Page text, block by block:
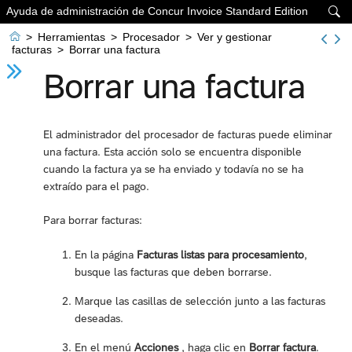

Ayuda de administración de Concur Invoice Standard Edition
 > Herramientas > Procesador > Ver y gestionar
facturas > Borrar una factura
Borrar una factura
El administrador del procesador de facturas puede eliminar
una factura. Esta acción solo se encuentra disponible
cuando la factura ya se ha enviado y todavía no se ha
extraído para el pago.
Para borrar facturas:
En la página Facturas listas para procesamiento,
busque las facturas que deben borrarse.
Marque las casillas de selección junto a las facturas
deseadas.
En el menú Acciones, haga clic en Borrar factura.